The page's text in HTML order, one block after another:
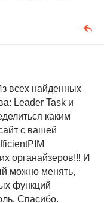
всех найденных
Leader Task и
каким
с вашей
органайзеров!!! И
можно менять,
функций
Спасибо.